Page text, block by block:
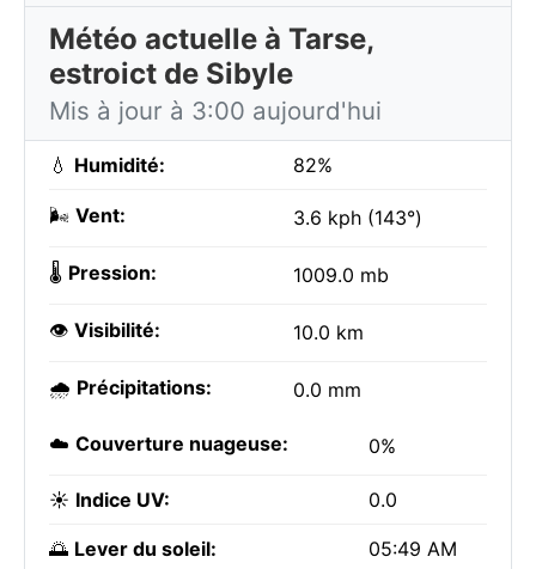
Météo actuelle à Tarse,
estroict de Sibyle
Mis à jour à 3:00 aujourd'hui
💧 Humidité: 82%
🌬️ Vent: 3.6 kph (143°)
🌡️ Pression: 1009.0 mb
👁️ Visibilité: 10.0 km
🌧️ Précipitations: 0.0 mm
☁️ Couverture nuageuse: 0%
☀️ Indice UV: 0.0
🌅 Lever du soleil: 05:49 AM